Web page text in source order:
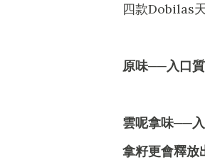
四款Dobilas
原味──入口質
雲呢拿味──
拿籽更會釋放